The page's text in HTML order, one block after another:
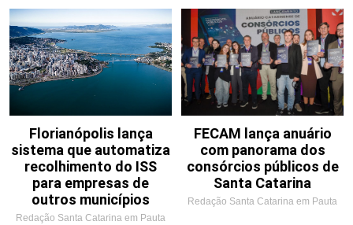
Florianópolis lança
sistema que automatiza
recolhimento do ISS
para empresas de
outros municípios
Redação Santa Catarina em Pauta
FECAM lança anuário
com panorama dos
consórcios públicos de
Santa Catarina
Redação Santa Catarina em Pauta